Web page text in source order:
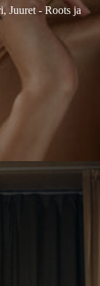
Juuret - Roots ja